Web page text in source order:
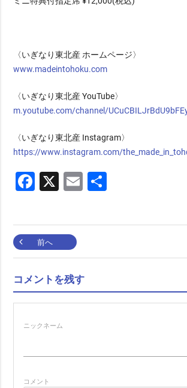
〈いぎなり東北産 ホームページ〉
www.madeintohoku.com
〈いぎなり東北産 YouTube〉
m.youtube.com/channel/
〈いぎなり東北産 Instagram〉
https://www.instagram.com/
Facebook
X Email
投
稿
ナ
ビ
前へ
コメントを残す
ニックネーム
コメント